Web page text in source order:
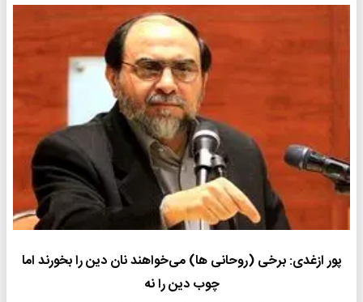
پور ازغدی: برخی (روحانی ها) می‌خواهند نان دین را بخورند اما
چوب دین را نه